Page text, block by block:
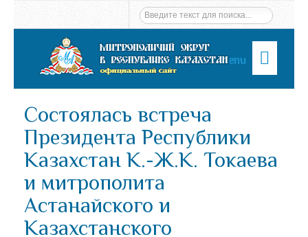
Menu
Состоялась встреча
Президента Республики
Казахстан К.-Ж.К. Токаева
и митрополита
Астанайского и
Казахстанского